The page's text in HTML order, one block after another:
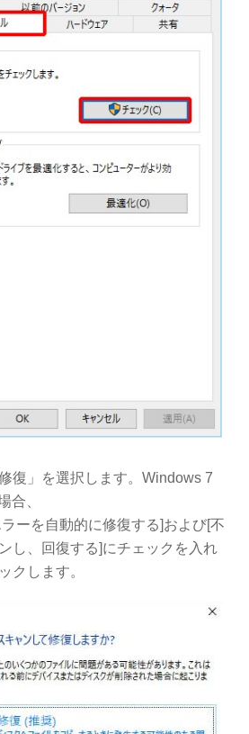
復」を選択します。Windows 7
合、
ーを自動的に修復する]および[不
し、回復する]にチェックを入れ
クします。